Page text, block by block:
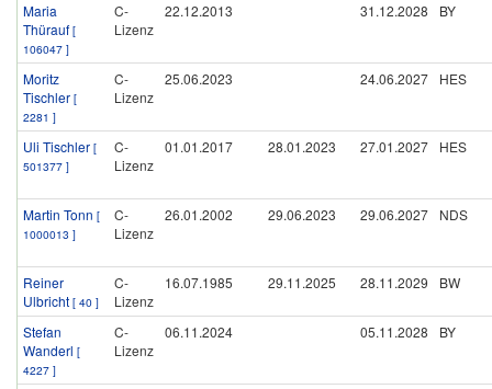
Maria
Thürauf [
106047 ]
C-
Lizenz
22.12.2013 31.12.2028 BY
Moritz
Tischler [
2281 ]
C-
Lizenz
25.06.2023 24.06.2027 HES
Uli Tischler [
501377 ]
C-
Lizenz
01.01.2017 28.01.2023 27.01.2027 HES
Martin Tonn [
1000013 ]
C-
Lizenz
26.01.2002 29.06.2023 29.06.2027 NDS
Reiner
Ulbricht [ 40 ]
C-
Lizenz
16.07.1985 29.11.2025 28.11.2029 BW
Stefan
Wanderl [
4227 ]
C-
Lizenz
06.11.2024 05.11.2028 BY